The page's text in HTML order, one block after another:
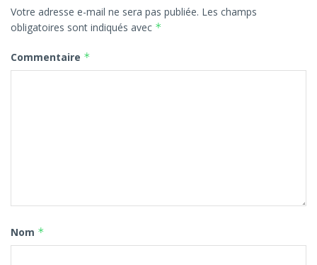
Votre adresse e-mail ne sera pas publiée. Les champs
obligatoires sont indiqués avec *
Commentaire *
Nom *